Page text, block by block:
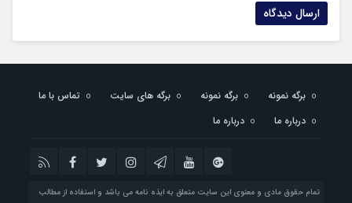
برگه نمونه برگه نمونه برگه های سایت
تماس با ما
درباره ما
درباره ما
تمام حقوق مادی و معنوی این سایت متعلق به ایذه نامه می باشد و استفاده از مطالب